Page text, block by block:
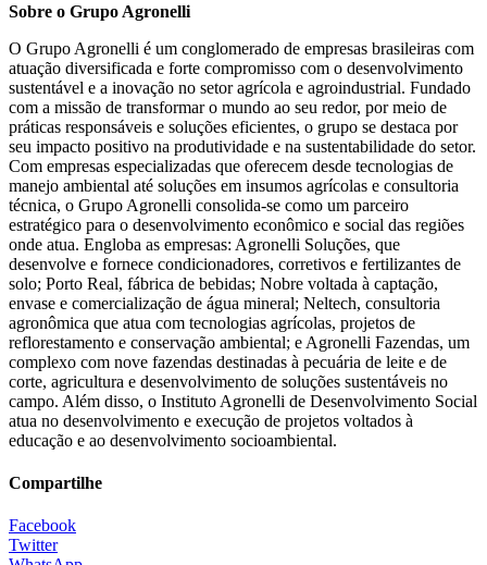
Sobre o Grupo Agronelli
O Grupo Agronelli é um conglomerado de empresas brasileiras com
atuação diversificada e forte compromisso com o desenvolvimento
sustentável e a inovação no setor agrícola e agroindustrial. Fundado
com a missão de transformar o mundo ao seu redor, por meio de
práticas responsáveis e soluções eficientes, o grupo se destaca por
seu impacto positivo na produtividade e na sustentabilidade do setor.
Com empresas especializadas que oferecem desde tecnologias de
manejo ambiental até soluções em insumos agrícolas e consultoria
técnica, o Grupo Agronelli consolida-se como um parceiro
estratégico para o desenvolvimento econômico e social das regiões
onde atua. Engloba as empresas: Agronelli Soluções, que
desenvolve e fornece condicionadores, corretivos e fertilizantes de
solo; Porto Real, fábrica de bebidas; Nobre voltada à captação,
envase e comercialização de água mineral; Neltech, consultoria
agronômica que atua com tecnologias agrícolas, projetos de
reflorestamento e conservação ambiental; e Agronelli Fazendas, um
complexo com nove fazendas destinadas à pecuária de leite e de
corte, agricultura e desenvolvimento de soluções sustentáveis no
campo. Além disso, o Instituto Agronelli de Desenvolvimento Social
atua no desenvolvimento e execução de projetos voltados à
educação e ao desenvolvimento socioambiental.
Compartilhe
Facebook
Twitter